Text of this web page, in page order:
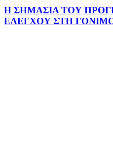
Η ΣΗΜΑΣΙΑ ΤΟΥ
ΕΛΕΓΧΟΥ ΣΤΗ